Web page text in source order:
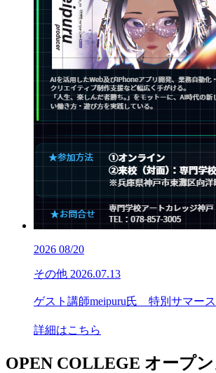
2026 08/20
その他 2026.07.13
ゲスト講師meipuru氏 特別サマー
詳細はこちら
OPEN COLLEGE オープ